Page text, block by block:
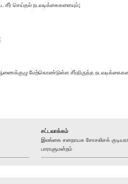
சீர் செய்தல் நடவடிக்கைகளையும்;
மேற்கொண்டுள்ள சீர்திருத்த
சட்டவாக்கம்
இலங்கை சனநாயக சோசலிசக்
பாராளுமன்றம்